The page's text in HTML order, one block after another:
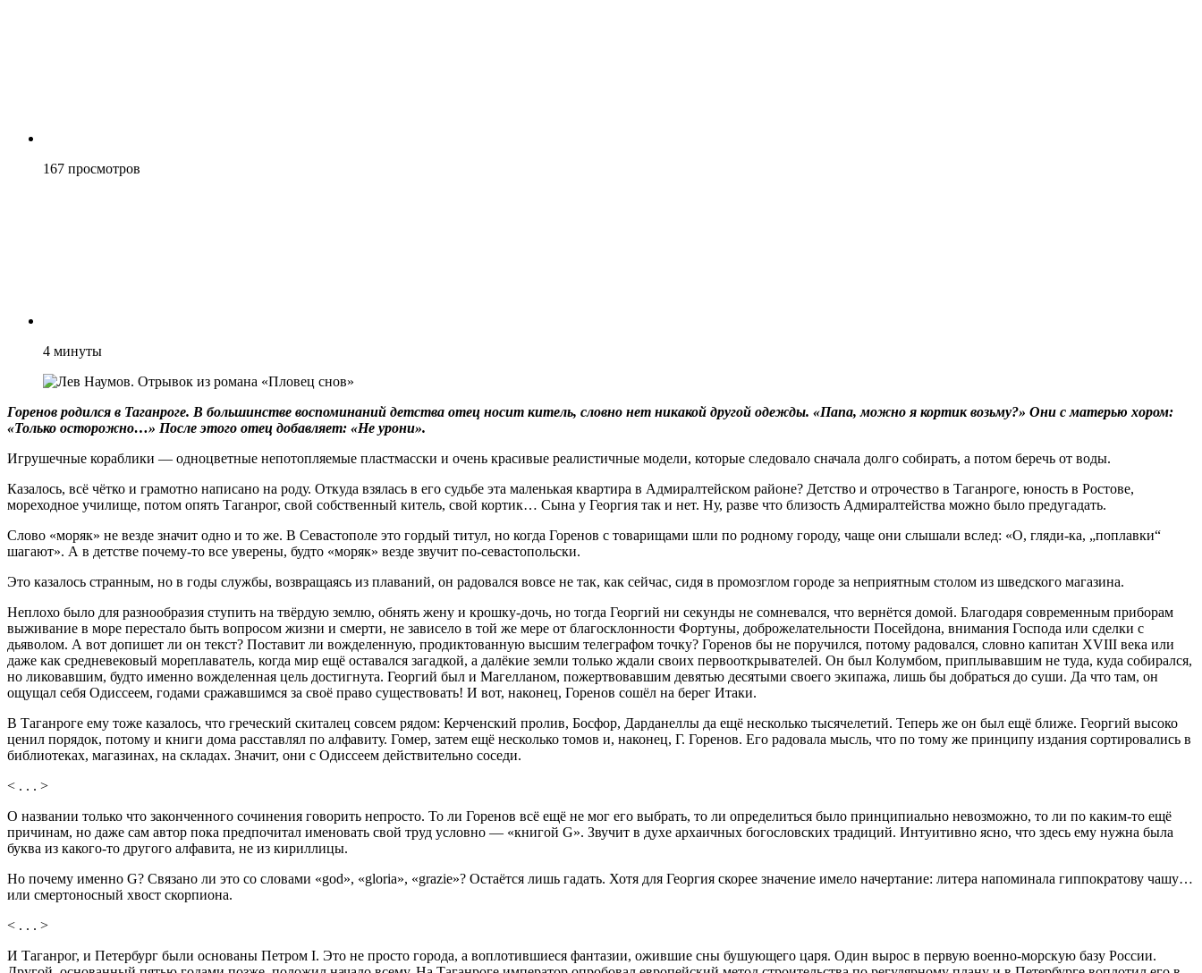
167 просмотров
4 минуты
Горенов родился в Таганроге. В большинстве воспоминаний детства отец носит китель, словно нет никакой другой одежды. «Папа, можно я кортик возьму?» Они с матерью хором:
«Только осторожно…» После этого отец добавляет: «Не урони».
Игрушечные кораблики — одноцветные непотопляемые пластмасски и очень красивые реалистичные модели, которые следовало сначала долго собирать, а потом беречь от воды.
Казалось, всё чётко и грамотно написано на роду. Откуда взялась в его судьбе эта маленькая квартира в Адмиралтейском районе? Детство и отрочество в Таганроге, юность в Ростове,
мореходное училище, потом опять Таганрог, свой собственный китель, свой кортик… Сына у Георгия так и нет. Ну, разве что близость Адмиралтейства можно было предугадать.
Слово «моряк» не везде значит одно и то же. В Севастополе это гордый титул, но когда Горенов с товарищами шли по родному городу, чаще они слышали вслед: «О, гляди-ка, „поплавки“
шагают». А в детстве почему-то все уверены, будто «моряк» везде звучит по-севастопольски.
Это казалось странным, но в годы службы, возвращаясь из плаваний, он радовался вовсе не так, как сейчас, сидя в промозглом городе за неприятным столом из шведского магазина.
Неплохо было для разнообразия ступить на твёрдую землю, обнять жену и крошку-дочь, но тогда Георгий ни секунды не сомневался, что вернётся домой. Благодаря современным приборам
выживание в море перестало быть вопросом жизни и смерти, не зависело в той же мере от благосклонности Фортуны, доброжелательности Посейдона, внимания Господа или сделки с
дьяволом. А вот допишет ли он текст? Поставит ли вожделенную, продиктованную высшим телеграфом точку? Горенов бы не поручился, потому радовался, словно капитан XVIII века или
даже как средневековый мореплаватель, когда мир ещё оставался загадкой, а далёкие земли только ждали своих первооткрывателей. Он был Колумбом, приплывавшим не туда, куда собирался,
но ликовавшим, будто именно вожделенная цель достигнута. Георгий был и Магелланом, пожертвовавшим девятью десятыми своего экипажа, лишь бы добраться до суши. Да что там, он
ощущал себя Одиссеем, годами сражавшимся за своё право существовать! И вот, наконец, Горенов сошёл на берег Итаки.
В Таганроге ему тоже казалось, что греческий скиталец совсем рядом: Керченский пролив, Босфор, Дарданеллы да ещё несколько тысячелетий. Теперь же он был ещё ближе. Георгий высоко
ценил порядок, потому и книги дома расставлял по алфавиту. Гомер, затем ещё несколько томов и, наконец, Г. Горенов. Его радовала мысль, что по тому же принципу издания сортировались в
библиотеках, магазинах, на складах. Значит, они с Одиссеем действительно соседи.
< . . . >
О названии только что законченного сочинения говорить непросто. То ли Горенов всё ещё не мог его выбрать, то ли определиться было принципиально невозможно, то ли по каким-то ещё
причинам, но даже сам автор пока предпочитал именовать свой труд условно — «книгой G». Звучит в духе архаичных богословских традиций. Интуитивно ясно, что здесь ему нужна была
буква из какого-то другого алфавита, не из кириллицы.
Но почему именно G? Связано ли это со словами «god», «gloria», «grazie»? Остаётся лишь гадать. Хотя для Георгия скорее значение имело начертание: литера напоминала гиппократову чашу…
или смертоносный хвост скорпиона.
< . . . >
И Таганрог, и Петербург были основаны Петром I. Это не просто города, а воплотившиеся фантазии, ожившие сны бушующего царя. Один вырос в первую военно-морскую базу России.